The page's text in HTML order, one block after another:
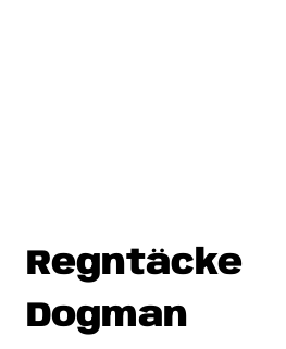
Regntäcke
Dogman